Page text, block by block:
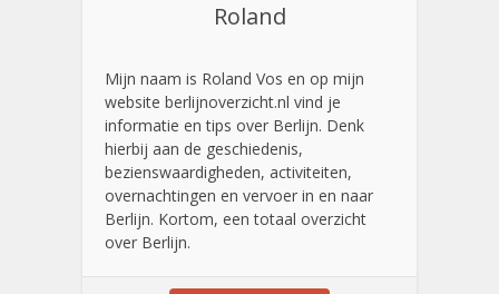
Roland
Mijn naam is Roland Vos en op mijn
website berlijnoverzicht.nl vind je
informatie en tips over Berlijn. Denk
hierbij aan de geschiedenis,
bezienswaardigheden, activiteiten,
overnachtingen en vervoer in en naar
Berlijn. Kortom, een totaal overzicht
over Berlijn.